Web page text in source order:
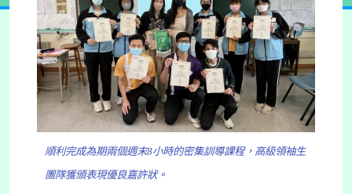
順利完成為期兩個週末8小時的密集訓導課程，高級領袖生
團隊獲頒表現優良嘉許狀。